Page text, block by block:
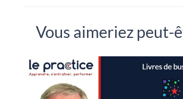
Vous aimeriez peut-